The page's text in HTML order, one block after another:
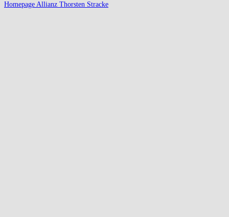
Homepage Allianz Thorsten Stracke